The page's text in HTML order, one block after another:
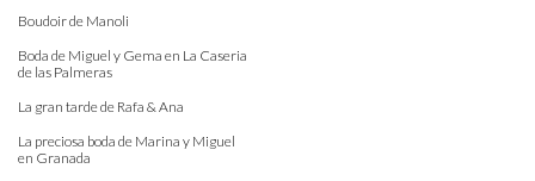
Boudoir de Manoli
Boda de Miguel y Gema en La Caseria
de las Palmeras
La gran tarde de Rafa & Ana
La preciosa boda de Marina y Miguel
en Granada